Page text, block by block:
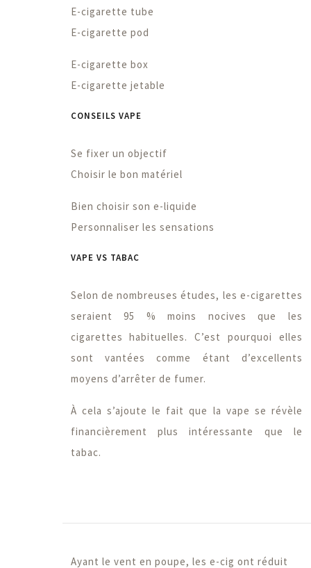
E-cigarette tube
E-cigarette pod
E-cigarette box
E-cigarette jetable
CONSEILS VAPE
Se fixer un objectif
Choisir le bon matériel
Bien choisir son e-liquide
Personnaliser les sensations
VAPE VS TABAC
Selon de nombreuses études, les e-cigarettes
seraient 95 % moins nocives que les
cigarettes habituelles. C’est pourquoi elles
sont vantées comme étant d’excellents
moyens d’arrêter de fumer.
À cela s’ajoute le fait que la vape se révèle
financièrement plus intéressante que le
tabac.
Ayant le vent en poupe, les e-cig ont réduit